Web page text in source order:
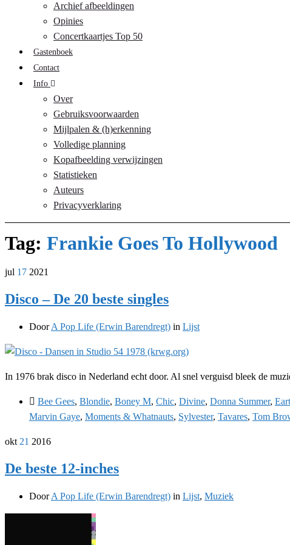
Archief afbeeldingen
Opinies
Concertkaartjes Top 50
Gastenboek
Contact
Info
Over
Gebruiksvoorwaarden
Mijlpalen & (h)erkenning
Volledige planning
Kopafbeelding verwijzingen
Statistieken
Auteurs
Privacyverklaring
Tag: Frankie Goes To Hollywood
jul 17 2021
Disco – De 20 beste singles
DoorA Pop Life (Erwin Barendregt) in Lijst
In 1976 brak disco in Nederland echt door. Al snel verguisd bleek de
Bee Gees, Blondie, Boney M, Chic, Divine, Donna Summer,
Marvin Gaye, Moments & Whatnauts, Sylvester, Tavares, Tom
okt 21 2016
De beste 12-inches
DoorA Pop Life (Erwin Barendregt) in Lijst, Muziek